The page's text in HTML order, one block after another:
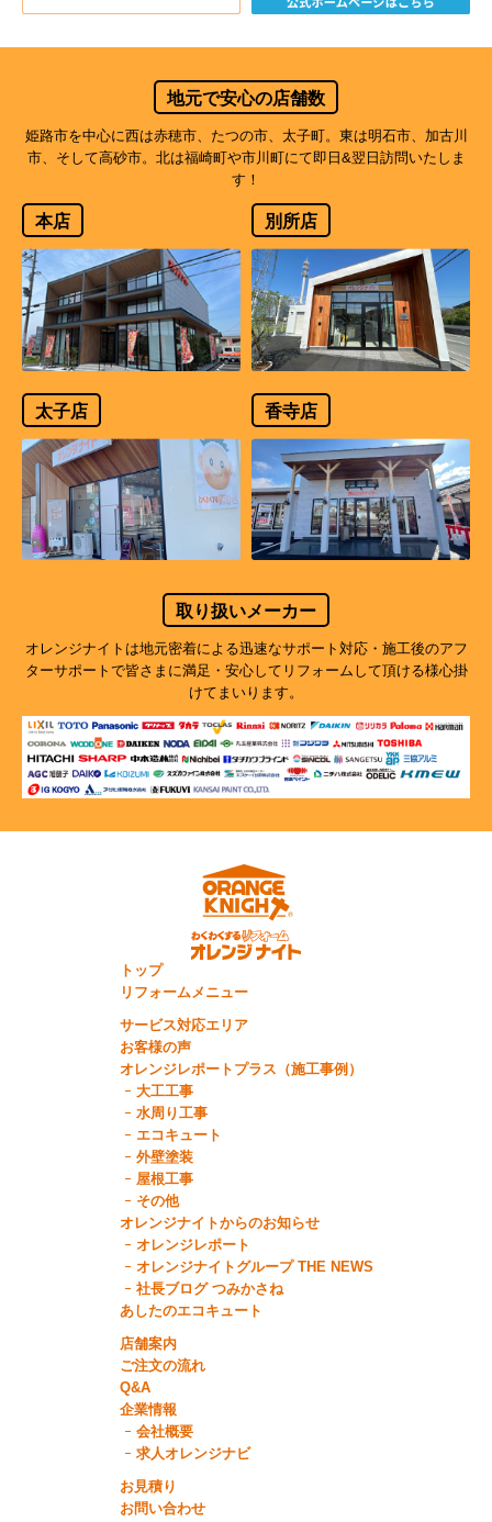
地元で安心の店舗数
姫路市を中心に西は赤穂市、たつの市、太子町。東は明石市、加古川
市、そして高砂市。北は福崎町や市川町にて即日&翌日訪問いたしま
す！
本店 別所店
太子店 香寺店
取り扱いメーカー
オレンジナイトは地元密着による迅速なサポート対応・施工後のアフ
ターサポートで皆さまに満足・安心してリフォームして頂ける様心掛
けてまいります。
トップ
リフォームメニュー
サービス対応エリア
お客様の声
オレンジレポートプラス（施工事例）
大工工事
水周り工事
エコキュート
外壁塗装
屋根工事
その他
オレンジナイトからのお知らせ
オレンジレポート
オレンジナイトグループ THE NEWS
社長ブログ つみかさね
あしたのエコキュート
店舗案内
ご注文の流れ
Q&A
企業情報
会社概要
求人オレンジナビ
お見積り
お問い合わせ